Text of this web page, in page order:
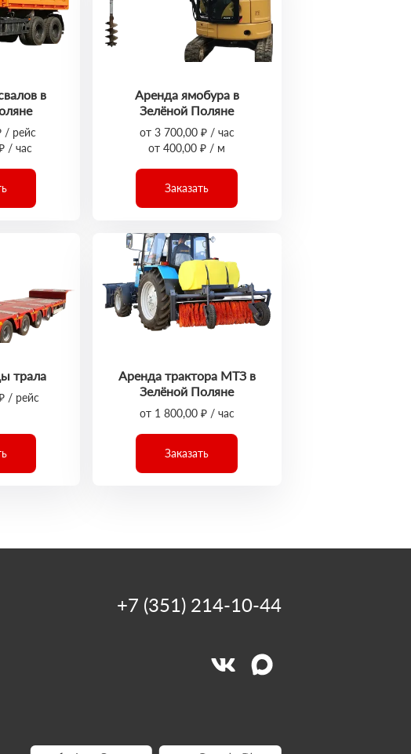
в
/ рейс
/ час
Аренда ямобура в
Зелёной Поляне
от 3 700,00 ₽ / час
от 400,00 ₽ / м
Заказать
трала
/ рейс
Аренда трактора МТЗ в
Зелёной Поляне
от 1 800,00 ₽ / час
Заказать
+7 (351) 214-10-44